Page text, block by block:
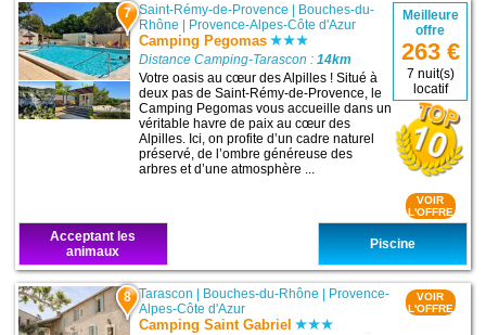
7 Saint-Rémy-de-Provence
Bouches-du-
Rhône
Provence-Alpes-Côte d'Azur
Camping Pegomas
Distance Camping-Tarascon :14km
Votre oasis au cœur des Alpilles ! Situé à
deux pas de Saint-Rémy-de-Provence, le
Camping Pegomas vous accueille dans un
véritable havre de paix au cœur des
Alpilles. Ici, on profite d’un cadre naturel
préservé, de l’ombre généreuse des
arbres et d’une atmosphère ...
Meilleure
offre
263 €
7 nuit(s)
locatif
VOIR
L'OFFRE
Acceptant les
animaux
Piscine
8 Tarascon Bouches-du-Rhône
Provence-
Alpes-Côte d'Azur
Camping Saint Gabriel
VOIR
L'OFFRE